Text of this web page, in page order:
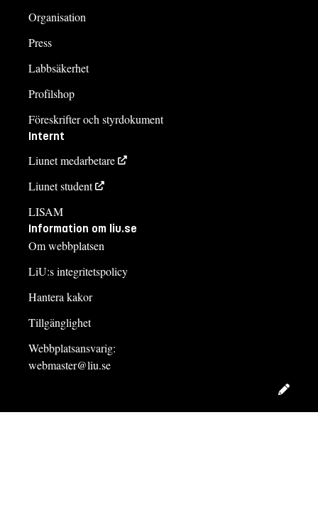
Organisation
Press
Labbsäkerhet
Profilshop
Föreskrifter och styrdokument
Internt
Liunet medarbetare
Liunet student
LISAM
Information om liu.se
Om webbplatsen
LiU:s integritetspolicy
Hantera kakor
Tillgänglighet
Webbplatsansvarig:
webmaster@liu.se